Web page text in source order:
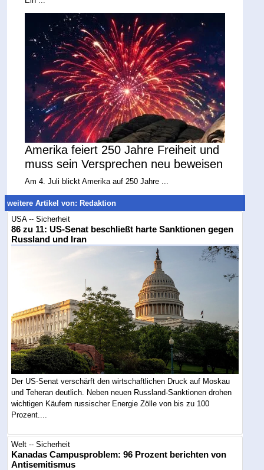
Amerika feiert 250 Jahre Freiheit und
muss sein Versprechen neu beweisen
Am 4. Juli blickt Amerika auf 250 Jahre ...
weitere Artikel von: Redaktion
USA -- Sicherheit
86 zu 11: US-Senat beschließt harte Sanktionen gegen
Russland und Iran
Der US-Senat verschärft den wirtschaftlichen Druck auf Moskau
und Teheran deutlich. Neben neuen Russland-Sanktionen drohen
wichtigen Käufern russischer Energie Zölle von bis zu 100
Prozent....
Welt -- Sicherheit
Kanadas Campusproblem: 96 Prozent berichten von
Antisemitismus